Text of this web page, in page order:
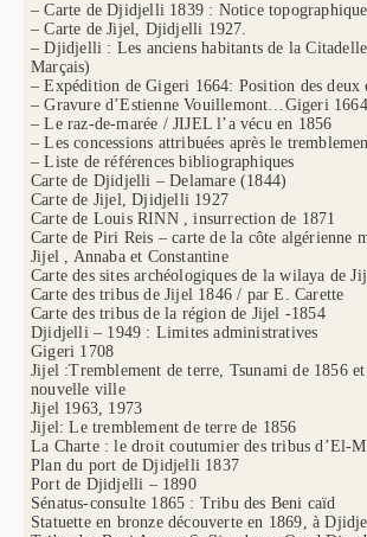
– Carte de Djidjelli 1839 : Notice
– Carte de Jijel, Djidjelli 1927.
– Djidjelli : Les anciens habitants de la
Marçais)
– Expédition de Gigeri 1664: Position des deux
– Gravure d’Estienne Vouillemont…Gigeri
– Le raz-de-marée / JIJEL l’a vécu en 1856
– Les concessions attribuées après le
– Liste de références bibliographiques
Carte de Djidjelli – Delamare (1844)
Carte de Jijel, Djidjelli 1927
Carte de Louis RINN , insurrection de 1871
Carte de Piri Reis – carte de la côte algérienne
Jijel , Annaba et Constantine
Carte des sites archéologiques de la wilaya de
Carte des tribus de Jijel 1846 / par E. Carette
Carte des tribus de la région de Jijel -1854
Djidjelli – 1949 : Limites administratives
Gigeri 1708
Jijel :Tremblement de terre, Tsunami de 1856
nouvelle ville
Jijel 1963, 1973
Jijel: Le tremblement de terre de 1856
La Charte : le droit coutumier des tribus d’El-
Plan du port de Djidjelli 1837
Port de Djidjelli – 1890
Sénatus-consulte 1865 : Tribu des Beni caïd
Statuette en bronze découverte en 1869, à